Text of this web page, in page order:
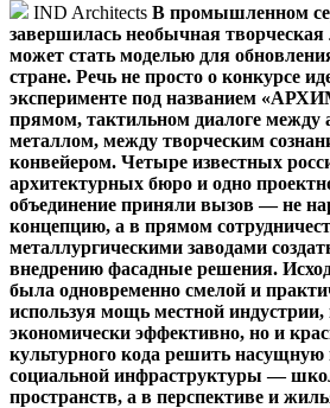
IND Architects В промышленном
завершилась необычная творческая
может стать моделью для
стране. Речь не просто о конкурсе
эксперименте под названием
прямом, тактильном диалоге между
металлом, между творческим
конвейером. Четыре известных
архитектурных бюро и одно
объединение приняли вызов — не
концепцию, а в прямом
металлургическими заводами
внедрению фасадные решения.
была одновременно смелой и
используя мощь местной индустрии,
экономически эффективно, но и
культурного кода решить насущную
социальной инфраструктуры —
пространств, а в перспективе и